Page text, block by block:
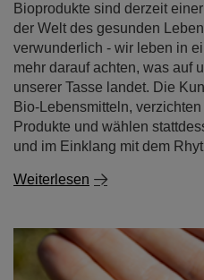
Bioprodukte sind derzeit
der Welt des gesunden
verwunderlich - wir leben in
mehr darauf achten, was auf
unserer Tasse landet. Die
Bio-Lebensmitteln,
Produkte und wählen
und im Einklang mit dem
Weiterlesen